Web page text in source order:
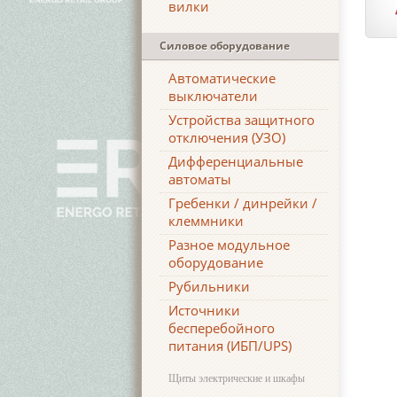
вилки
Силовое оборудование
Автоматические
выключатели
Устройства защитного
отключения (УЗО)
Дифференциальные
автоматы
Гребенки / динрейки /
клеммники
Разное модульное
оборудование
Рубильники
Источники
бесперебойного
питания (ИБП/UPS)
Щиты электрические и шкафы